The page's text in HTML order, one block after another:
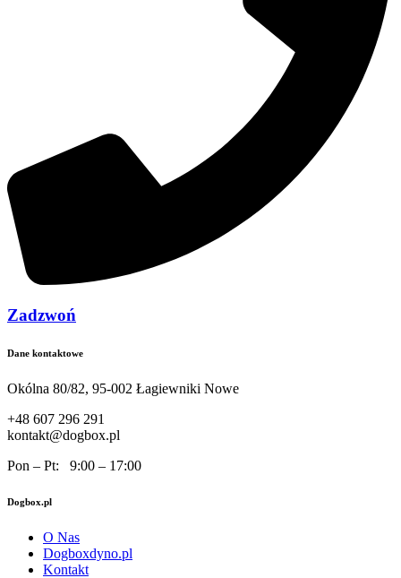
Zadzwoń
Dane kontaktowe
Okólna 80/82, 95-002 Łagiewniki Nowe
+48 607 296 291
kontakt@dogbox.pl
Pon – Pt: 9:00 – 17:00
Dogbox.pl
O Nas
Dogboxdyno.pl
Kontakt